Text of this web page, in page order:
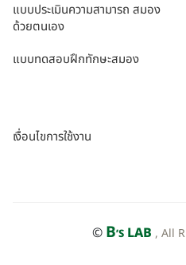
แบบประเมินความสามารถ สมอง
ด้วยตนเอง
แบบทดสอบฝึกทักษะสมอง
เงื่อนไขการใช้งาน
© B’SLAB , All